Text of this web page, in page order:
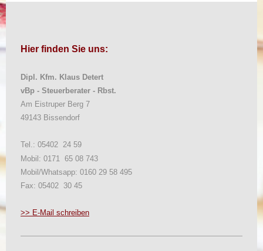
Hier finden Sie uns:
Dipl. Kfm. Klaus Detert
vBp - Steuerberater - Rbst.
Am Eistruper Berg 7
49143 Bissendorf
Tel.: 05402 24 59
Mobil: 0171 65 08 743
Mobil/Whatsapp: 0160 29 58 495
Fax: 05402 30 45
>> E-Mail schreiben